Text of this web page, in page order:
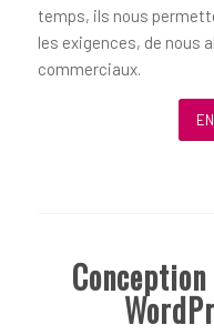
temps, ils nous
les exigences, de nous
commerciaux.